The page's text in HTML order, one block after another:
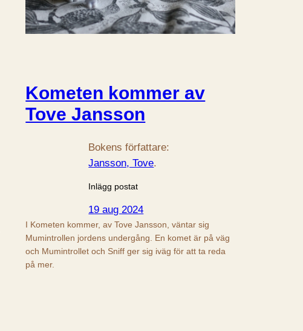
Kometen kommer av
Tove Jansson
Bokens författare:
Jansson, Tove.
Inlägg postat
19 aug 2024
I Kometen kommer, av Tove Jansson, väntar sig
Mumintrollen jordens undergång. En komet är på väg
och Mumintrollet och Sniff ger sig iväg för att ta reda
på mer.